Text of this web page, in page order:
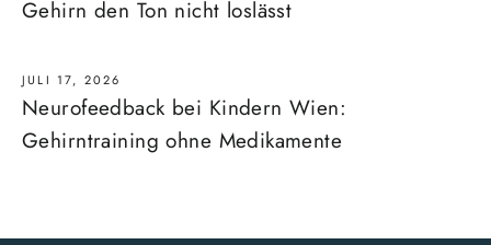
Gehirn den Ton nicht loslässt
JULI 17, 2026
Neurofeedback bei Kindern Wien:
Gehirntraining ohne Medikamente